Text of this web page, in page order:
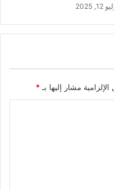
2025
مشار إليها بـ *